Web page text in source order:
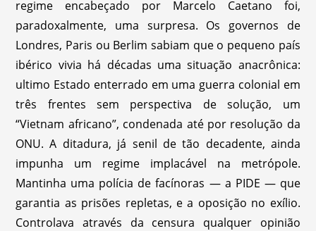
regime encabeçado por Marcelo Caetano foi,
paradoxalmente, uma surpresa. Os governos de
Londres, Paris ou Berlim sabiam que o pequeno país
ibérico vivia há décadas uma situação anacrônica:
ultimo Estado enterrado em uma guerra colonial em
três frentes sem perspectiva de solução, um
“Vietnam africano”, condenada até por resolução da
ONU. A ditadura, já senil de tão decadente, ainda
impunha um regime implacável na metrópole.
Mantinha uma polícia de facínoras — a PIDE — que
garantia as prisões repletas, e a oposição no exílio.
Controlava através da censura qualquer opinião